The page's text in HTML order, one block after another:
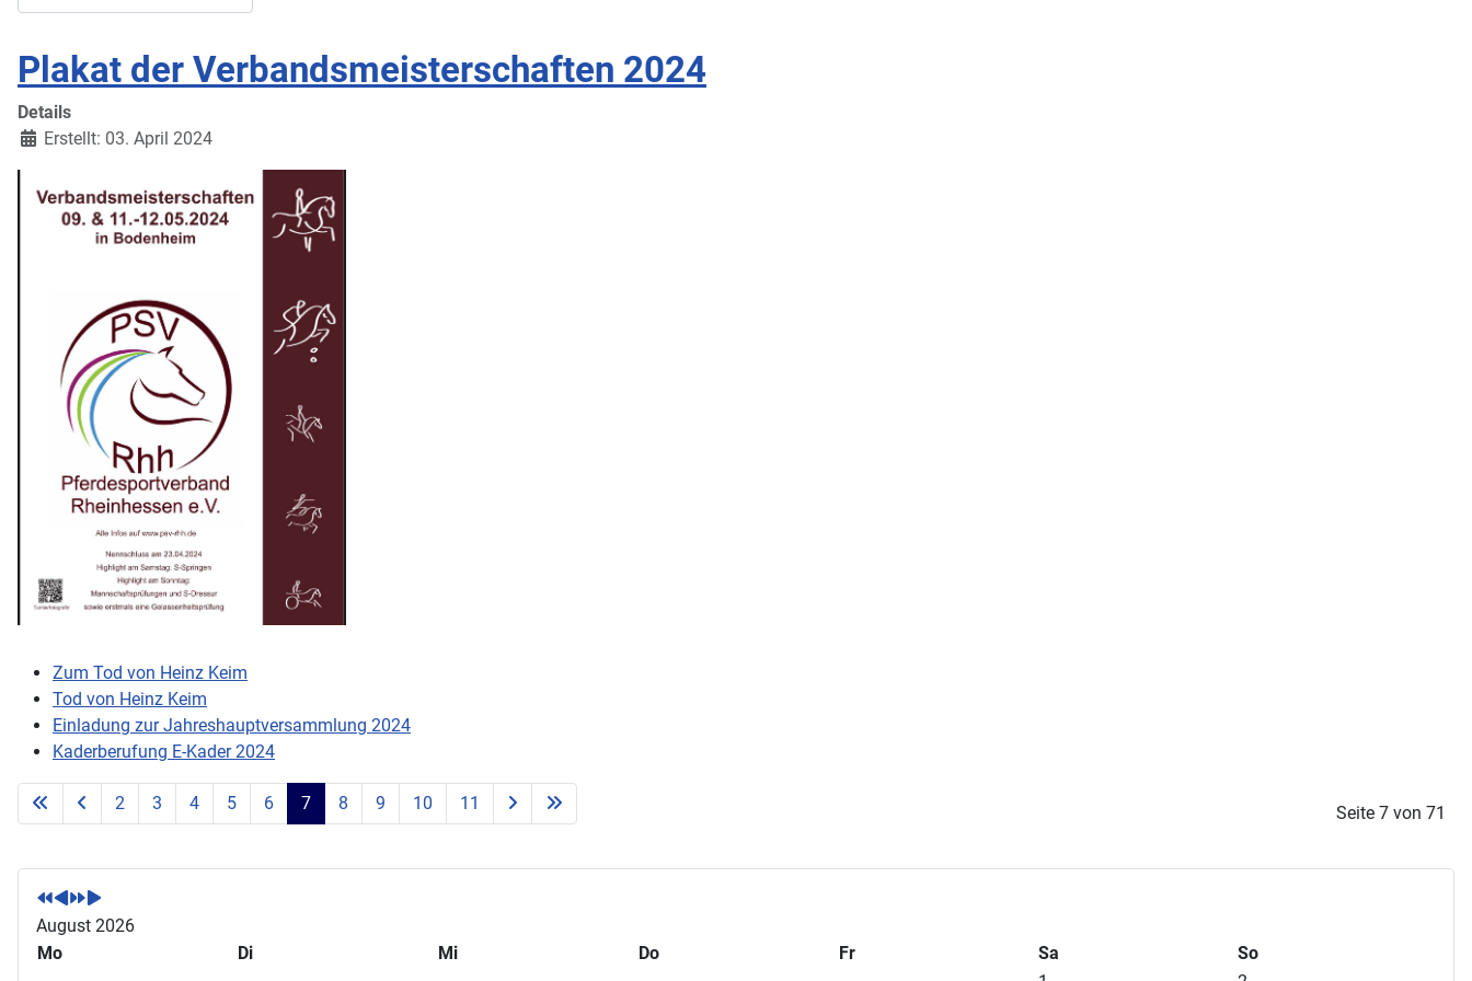
Plakat der Verbandsmeisterschaften 2024
Details
Erstellt: 03. April 2024
Zum Tod von Heinz Keim
Tod von Heinz Keim
Einladung zur Jahreshauptversammlung 2024
Kaderberufung E-Kader 2024
Seite 7 von 71
2 3 4 5 6 7 8 9 10 11
V
o
r
h
V
o
r
h
N
ä
c
N
ä
c
August 2026
Mo
Di Mi Do Fr Sa
So